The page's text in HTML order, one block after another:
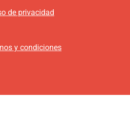
de privacidad
y condiciones